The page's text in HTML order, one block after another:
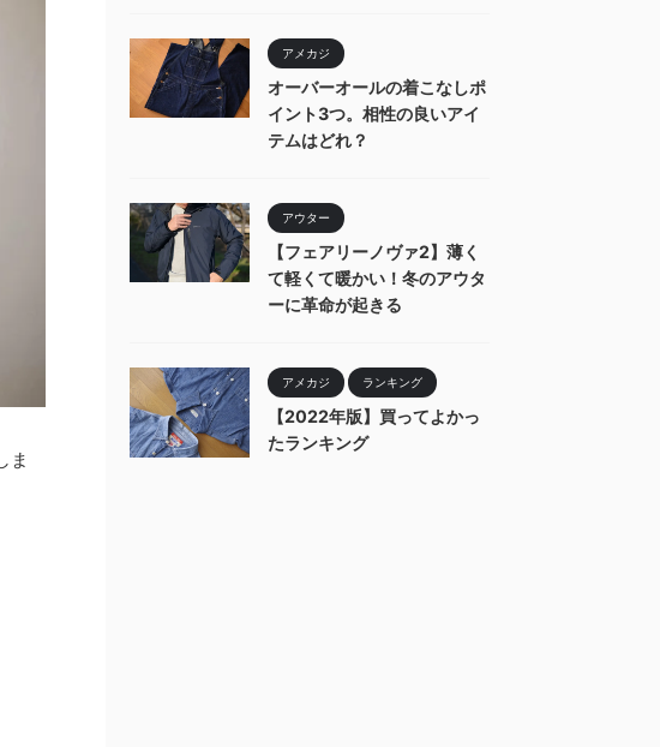
ま
アメカジ
オーバーオールの着こなしポ
イント3つ。相性の良いアイ
テムはどれ？
アウター
【フェアリーノヴァ2】薄く
て軽くて暖かい！冬のアウタ
ーに革命が起きる
アメカジ ランキング
【2022年版】買ってよかっ
たランキング